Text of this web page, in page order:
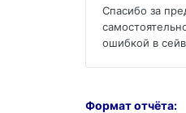
Формат отчёта: